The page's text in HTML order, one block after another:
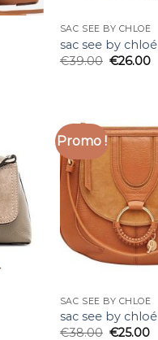
SAC SEE BY CHLOÉ
sac see by chloé
€39.00 €26.00
Promo !
SAC SEE BY CHLOÉ
sac see by chloé
€38.00 €25.00